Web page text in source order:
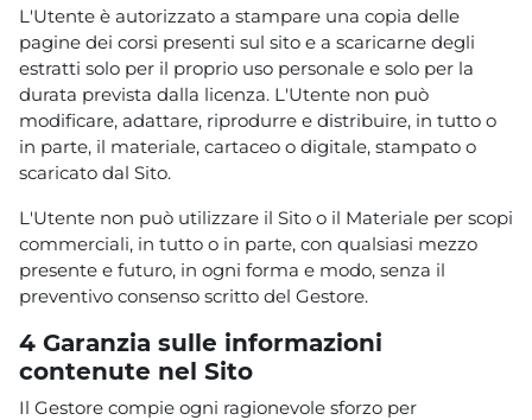
L'Utente è autorizzato a stampare una copia delle
pagine dei corsi presenti sul sito e a scaricarne degli
estratti solo per il proprio uso personale e solo per la
durata prevista dalla licenza. L'Utente non può
modificare, adattare, riprodurre e distribuire, in tutto o
in parte, il materiale, cartaceo o digitale, stampato o
scaricato dal Sito.
L'Utente non può utilizzare il Sito o il Materiale per scopi
commerciali, in tutto o in parte, con qualsiasi mezzo
presente e futuro, in ogni forma e modo, senza il
preventivo consenso scritto del Gestore.
4 Garanzia sulle informazioni
contenute nel Sito
Il Gestore compie ogni ragionevole sforzo per